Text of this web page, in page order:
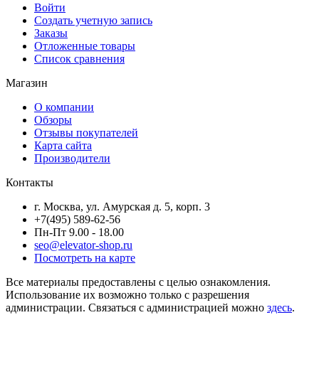
Войти
Создать учетную запись
Заказы
Отложенные товары
Список сравнения
Магазин
О компании
Обзоры
Отзывы покупателей
Карта сайта
Производители
Контакты
г. Москва, ул. Амурская д. 5, корп. 3
+7(495) 589-62-56
Пн-Пт 9.00 - 18.00
seo@elevator-shop.ru
Посмотреть на карте
Все материалы предоставлены с целью ознакомления.
Использование их возможно только с разрешения
администрации. Связаться с администрацией можно здесь.